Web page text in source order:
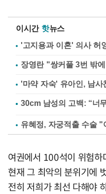
이시간 핫뉴스
'고지용과 이혼' 의사 허
장영란 "쌍커풀 3번 밖
'마약 자숙' 유아인, 남사
유혜정, 자궁적출 수술
여권에서 100석이 위험
현재 그 최악의 분위기에
전히 저희가 최선 다해야